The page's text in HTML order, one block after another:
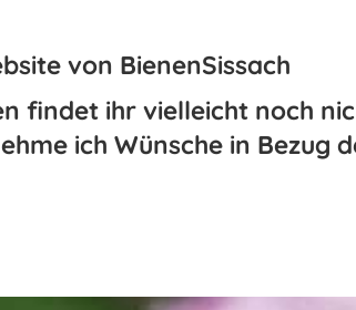
von BienenSissach
findet ihr vielleicht noch
ich Wünsche in Bezug